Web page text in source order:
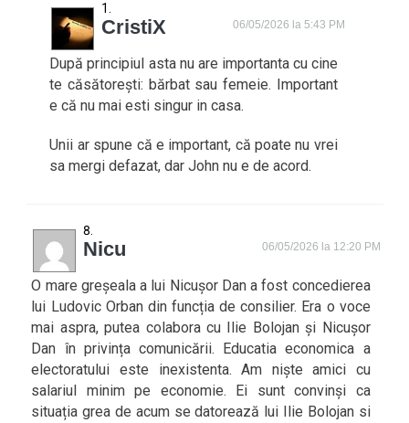
CristiX 06/05/2026 la 5:43 PM
După principiul asta nu are importanta cu cine
te căsătorești: bărbat sau femeie. Important
e că nu mai esti singur in casa.
Unii ar spune că e important, că poate nu vrei
sa mergi defazat, dar John nu e de acord.
Nicu 06/05/2026 la 12:20 PM
O mare greșeala a lui Nicușor Dan a fost concedierea
lui Ludovic Orban din funcția de consilier. Era o voce
mai aspra, putea colabora cu Ilie Bolojan și Nicușor
Dan în privința comunicării. Educatia economica a
electoratului este inexistenta. Am niște amici cu
salariul minim pe economie. Ei sunt convinși ca
situația grea de acum se datorează lui Ilie Bolojan si